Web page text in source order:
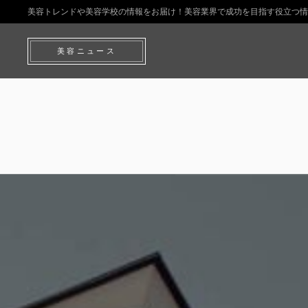
美容トレンドや美容学校の情報をお届け！美容業界で成功を目指す役立つ
美容ニュース